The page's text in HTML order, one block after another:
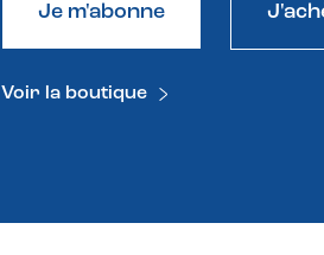
Je m'abonne
Voir la boutique